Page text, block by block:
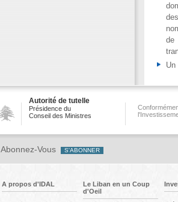
de
Un
Autorité de tutelle
Présidence du
Conseil des Ministres
Abonnez-Vous
A propos d'IDAL
Le Liban en un Coup
d'Oeil